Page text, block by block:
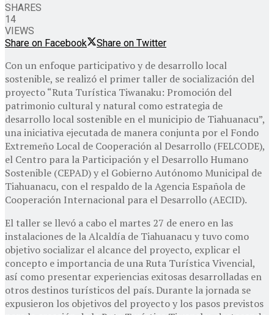
SHARES
14
VIEWS
Share on Facebook
Share on Twitter
Con un enfoque participativo y de desarrollo local
sostenible, se realizó el primer taller de socialización del
proyecto “Ruta Turística Tiwanaku: Promoción del
patrimonio cultural y natural como estrategia de
desarrollo local sostenible en el municipio de Tiahuanacu”,
una iniciativa ejecutada de manera conjunta por el Fondo
Extremeño Local de Cooperación al Desarrollo (FELCODE),
el Centro para la Participación y el Desarrollo Humano
Sostenible (CEPAD) y el Gobierno Autónomo Municipal de
Tiahuanacu, con el respaldo de la Agencia Española de
Cooperación Internacional para el Desarrollo (AECID).
El taller se llevó a cabo el martes 27 de enero en las
instalaciones de la Alcaldía de Tiahuanacu y tuvo como
objetivo socializar el alcance del proyecto, explicar el
concepto e importancia de una Ruta Turística Vivencial,
así como presentar experiencias exitosas desarrolladas en
otros destinos turísticos del país. Durante la jornada se
expusieron los objetivos del proyecto y los pasos previstos